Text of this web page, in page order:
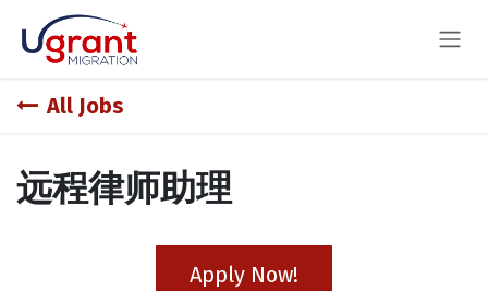
Skip to Content
All Jobs
远程律师助理
Apply Now!